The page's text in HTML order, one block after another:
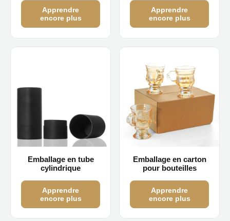
Apprendre
encore plus
Apprendre
encore plus
Emballage en tube
cylindrique
Apprendre
encore plus
Emballage en carton
pour bouteilles
Apprendre
encore plus